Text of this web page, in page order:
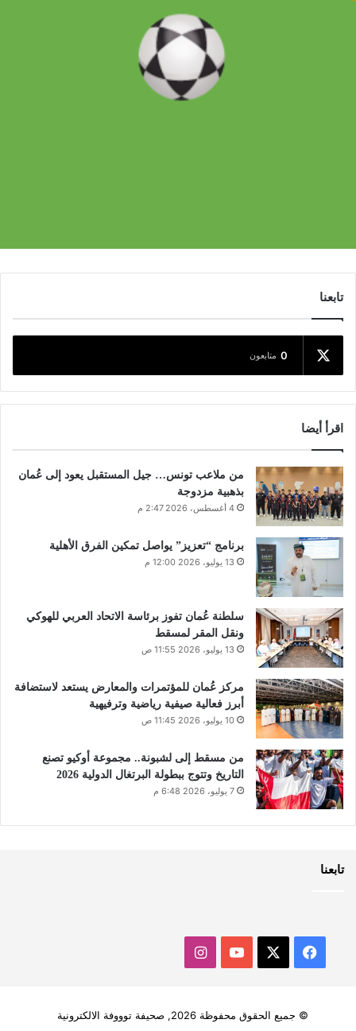
تابعنا
0 متابعون
اقرأ أيضا
من ملاعب تونس… جيل المستقبل يعود إلى عُمان
بذهبية مزدوجة
4 أغسطس، 2026 2:47 م
برنامج “تعزيز” يواصل تمكين الفرق الأهلية
13 يوليو، 2026 12:00 م
سلطنة عُمان تفوز برئاسة الاتحاد العربي للهوكي
ونقل المقر لمسقط
13 يوليو، 2026 11:55 ص
مركز عُمان للمؤتمرات والمعارض يستعد لاستضافة
أبرز فعالية صيفية رياضية وترفيهية
10 يوليو، 2026 11:45 ص
من مسقط إلى لشبونة.. مجموعة أوكيو تصنع
التاريخ وتتوج ببطولة البرتغال الدولية 2026
7 يوليو، 2026 6:48 م
تابعنا
فيسبوك ‫YouTubeانستقرام
© جميع الحقوق محفوظة 2026, صحيفة توووفة الالكترونية